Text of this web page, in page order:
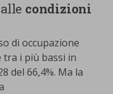
condizioni
di occupazione
tra i più bassi in
del 66,4%. Ma la